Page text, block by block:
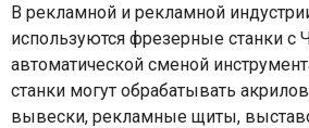
В рекламной и рекламной
используются фрезерные станки с
автоматической сменой
станки могут обрабатывать
вывески, рекламные щиты,